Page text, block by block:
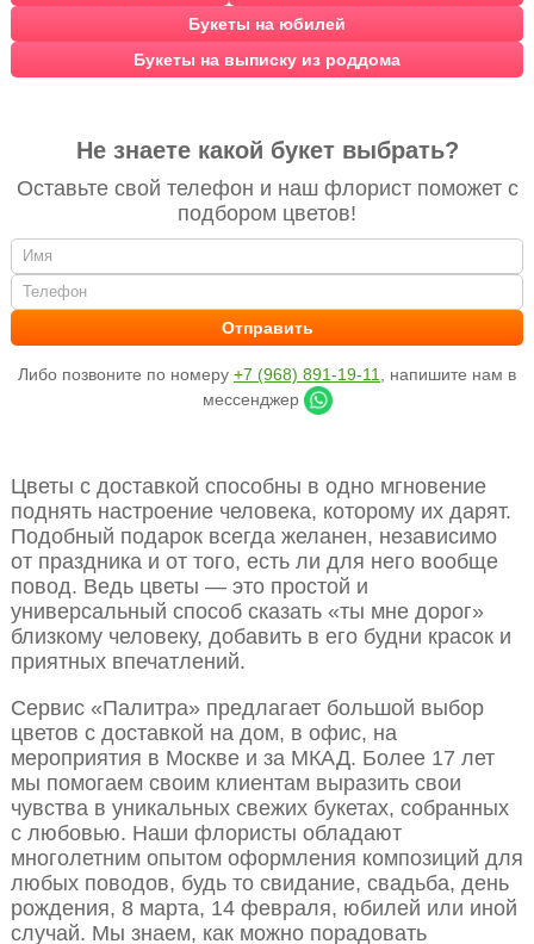
Букеты на юбилей
Букеты на выписку из роддома
Не знаете какой букет выбрать?
Оставьте свой телефон и наш флорист поможет с
подбором цветов!
Либо позвоните по номеру +7 (968) 891-19-11
, напишите нам в
мессенджер
Цветы с доставкой способны в одно мгновение
поднять настроение человека, которому их дарят.
Подобный подарок всегда желанен, независимо
от праздника и от того, есть ли для него вообще
повод. Ведь цветы — это простой и
универсальный способ сказать «ты мне дорог»
близкому человеку, добавить в его будни красок и
приятных впечатлений.
Сервис «Палитра» предлагает большой выбор
цветов с доставкой на дом, в офис, на
мероприятия в Москве и за МКАД. Более 17 лет
мы помогаем своим клиентам выразить свои
чувства в уникальных свежих букетах, собранных
с любовью. Наши флористы обладают
многолетним опытом оформления композиций для
любых поводов, будь то свидание, свадьба, день
рождения, 8 марта, 14 февраля, юбилей или иной
случай. Мы знаем, как можно порадовать